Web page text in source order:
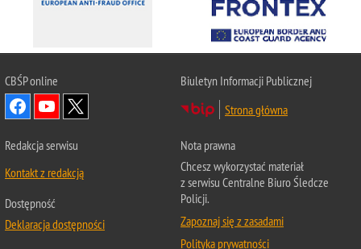
CBŚPonline
Biuletyn Informacji Publicznej
Strona główna
Redakcja serwisu
Kontakt z redakcją
Dostępność
Deklaracja dostępności
Nota prawna
Chcesz wykorzystać materiał
z serwisu Centralne Biuro Śledcze
Policji.
Zapoznaj się z zasadami
Polityka prywatności